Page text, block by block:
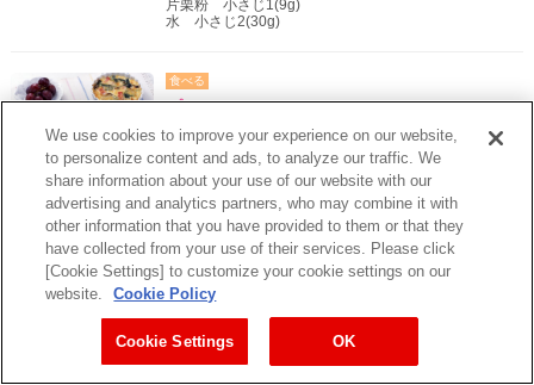
片栗粉 小さじ1(9g)
水 小さじ2(30g)
食べる
プチキッシュ
ベーコンスライス 40g
ほうれん草 100g
玉ねぎ 50g
しめじ 100g
エメンタールチーズ 120g
Aソース
卵 1個(50g)
生クリーム 1/4C(50g)
牛乳 1/2C(105g)
塩 小さじ1/4(1.5g)
ナツメグ 少々
We use cookies to improve your experience on our website,
to personalize content and ads, to analyze our traffic. We
share information about your use of our website with our
advertising and analytics partners, who may combine it with
other information that you have provided to them or that they
have collected from your use of their services. Please click
[Cookie Settings] to customize your cookie settings on our
website.
Cookie Policy
Cookie Settings OK